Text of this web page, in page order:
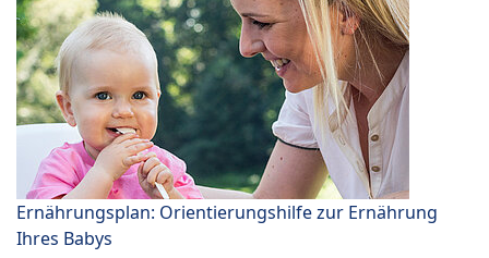
Ernährungsplan: Orientierungshilfe zur Ernährung
Ihres Babys